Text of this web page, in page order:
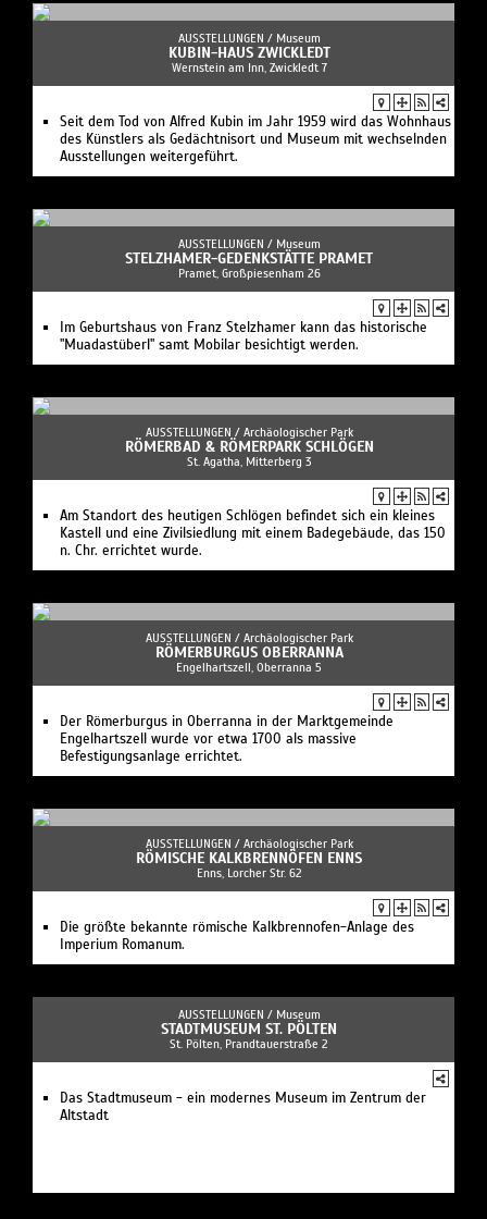
AUSSTELLUNGEN / Museum
KUBIN-HAUS ZWICKLEDT
Wernstein am Inn, Zwickledt 7
Seit dem Tod von Alfred Kubin im Jahr 1959 wird das Wohnhaus
des Künstlers als Gedächtnisort und Museum mit wechselnden
Ausstellungen weitergeführt.
AUSSTELLUNGEN / Museum
STELZHAMER-GEDENKSTÄTTE PRAMET
Pramet, Großpiesenham 26
Im Geburtshaus von Franz Stelzhamer kann das historische
"Muadastüberl" samt Mobilar besichtigt werden.
AUSSTELLUNGEN / Archäologischer Park
RÖMERBAD & RÖMERPARK SCHLÖGEN
St. Agatha, Mitterberg 3
Am Standort des heutigen Schlögen befindet sich ein kleines
Kastell und eine Zivilsiedlung mit einem Badegebäude, das 150
n. Chr. errichtet wurde.
AUSSTELLUNGEN / Archäologischer Park
RÖMERBURGUS OBERRANNA
Engelhartszell, Oberranna 5
Der Römerburgus in Oberranna in der Marktgemeinde
Engelhartszell wurde vor etwa 1700 als massive
Befestigungsanlage errichtet.
AUSSTELLUNGEN / Archäologischer Park
RÖMISCHE KALKBRENNÖFEN ENNS
Enns, Lorcher Str. 62
Die größte bekannte römische Kalkbrennofen-Anlage des
Imperium Romanum.
AUSSTELLUNGEN / Museum
STADTMUSEUM ST. PÖLTEN
St. Pölten, Prandtauerstraße 2
Das Stadtmuseum - ein modernes Museum im Zentrum der
Altstadt